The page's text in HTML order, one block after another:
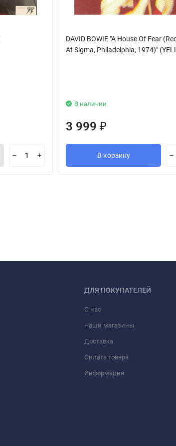
DAVID BOWIE "A House Of Fear
At Sigma, Philadelphia, 1974)"
В наличии
3 999₽
В корзину
ДЛЯ ПОКУПАТЕЛЕЙ
О нас
Наши магазины
Доставка
Оплата товара
Информация